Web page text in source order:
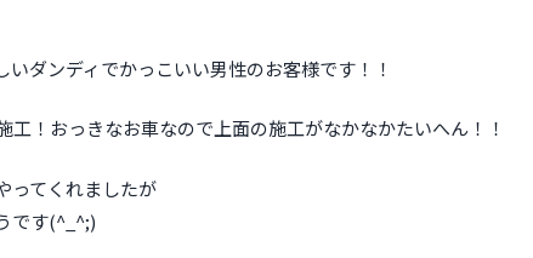
いダンディでかっこいい男性のお客様です！！
工！おっきなお車なので上面の施工がなかなかたいへん！！
ってくれましたが
です(^_^;)